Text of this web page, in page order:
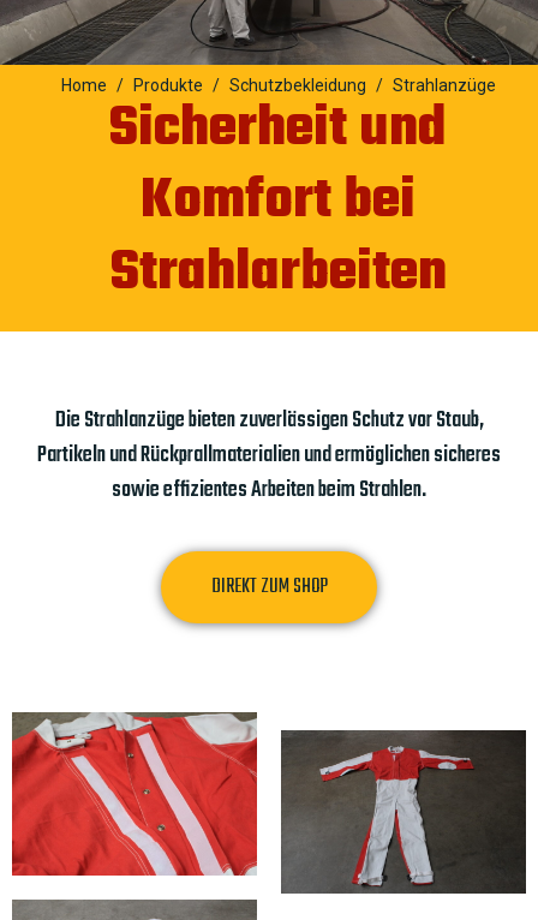
Home Produkte Schutzbekleidung Strahlanzüge
Sicherheit und
Komfort bei
Strahlarbeiten
Die Strahlanzüge bieten zuverlässigen Schutz vor Staub,
Partikeln und Rückprallmaterialien und ermöglichen sicheres
sowie effizientes Arbeiten beim Strahlen.
DIREKT ZUM SHOP